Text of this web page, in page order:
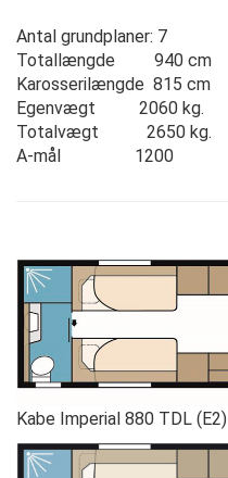
Antal grundplaner: 7
Totallængde 940 cm
Karosserilængde 815 cm
Egenvægt 2060 kg.
Totalvægt 2650 kg.
A-mål 1200
Kabe Imperial 880 TDL (E2)